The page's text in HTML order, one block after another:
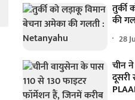
तुर्की
की
28
चीन
दूसरी